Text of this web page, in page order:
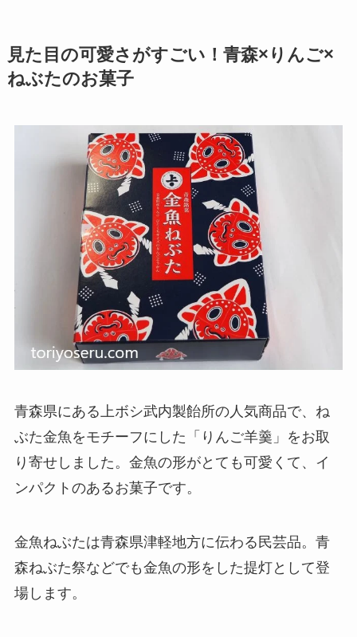
見た目の可愛さがすごい！青森×りんご×
ねぶたのお菓子
青森県にある上ボシ武内製飴所の人気商品で、ね
ぶた金魚をモチーフにした「りんご羊羹」をお取
り寄せしました。金魚の形がとても可愛くて、イ
ンパクトのあるお菓子です。
金魚ねぶたは青森県津軽地方に伝わる民芸品。青
森ねぶた祭などでも金魚の形をした提灯として登
場します。